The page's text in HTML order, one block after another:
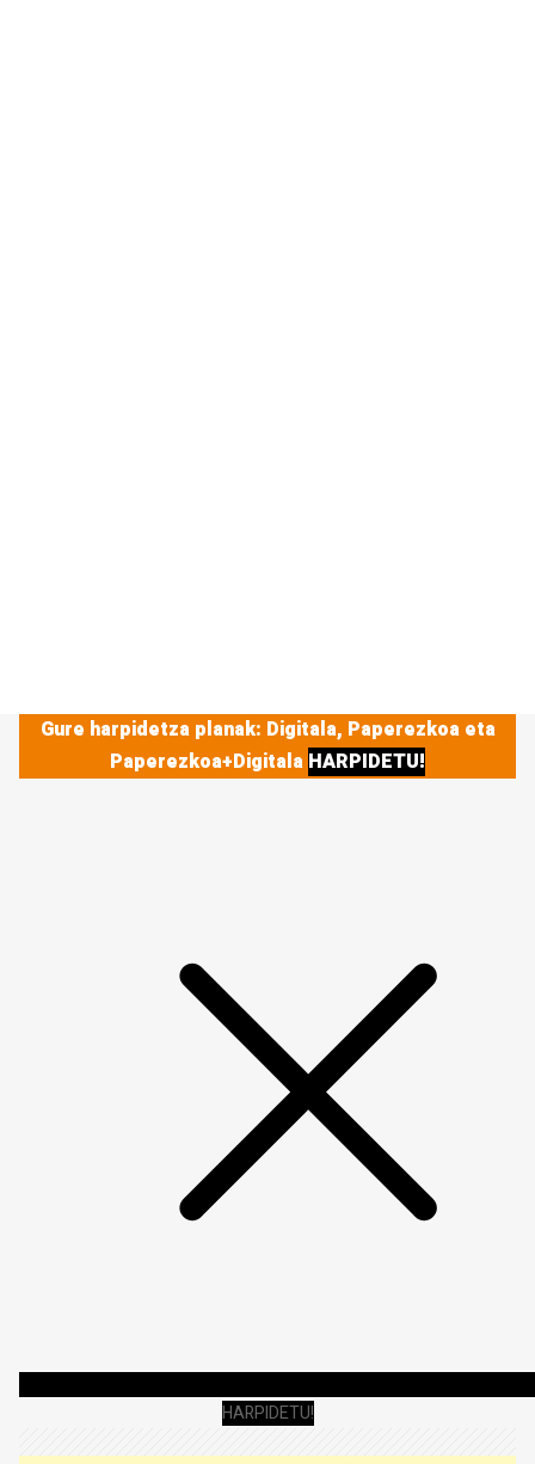
Gure harpidetza planak: Digitala, Paperezkoa eta
Paperezkoa+Digitala HARPIDETU!
HARPIDETU!